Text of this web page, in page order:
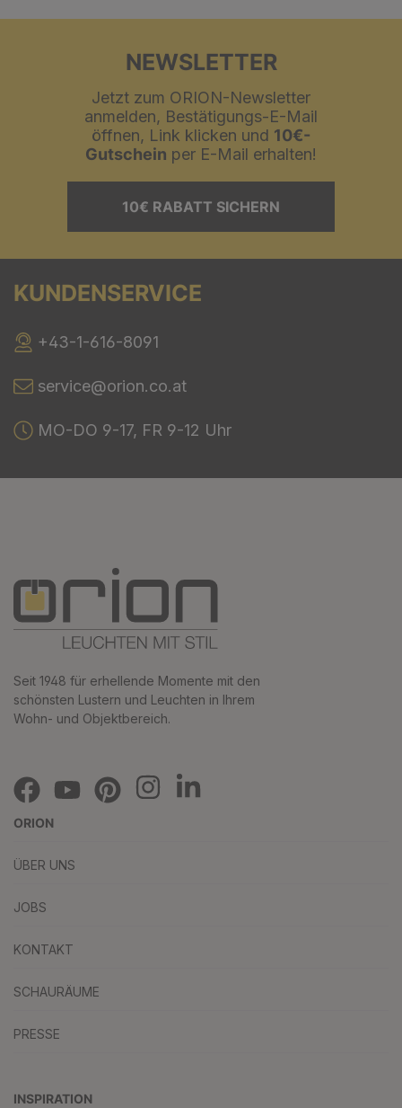
NEWSLETTER
Jetzt zum ORION-Newsletter
anmelden, Bestätigungs-E-Mail
öffnen, Link klicken und 10€-
Gutschein per E-Mail erhalten!
10€ RABATT SICHERN
KUNDENSERVICE
+43-1-616-8091
service@orion.co.at
MO-DO 9-17, FR 9-12 Uhr
Seit 1948 für erhellende Momente mit den
schönsten Lustern und Leuchten in Ihrem
Wohn- und Objektbereich.
ORION
ÜBER UNS
JOBS
KONTAKT
SCHAURÄUME
PRESSE
INSPIRATION